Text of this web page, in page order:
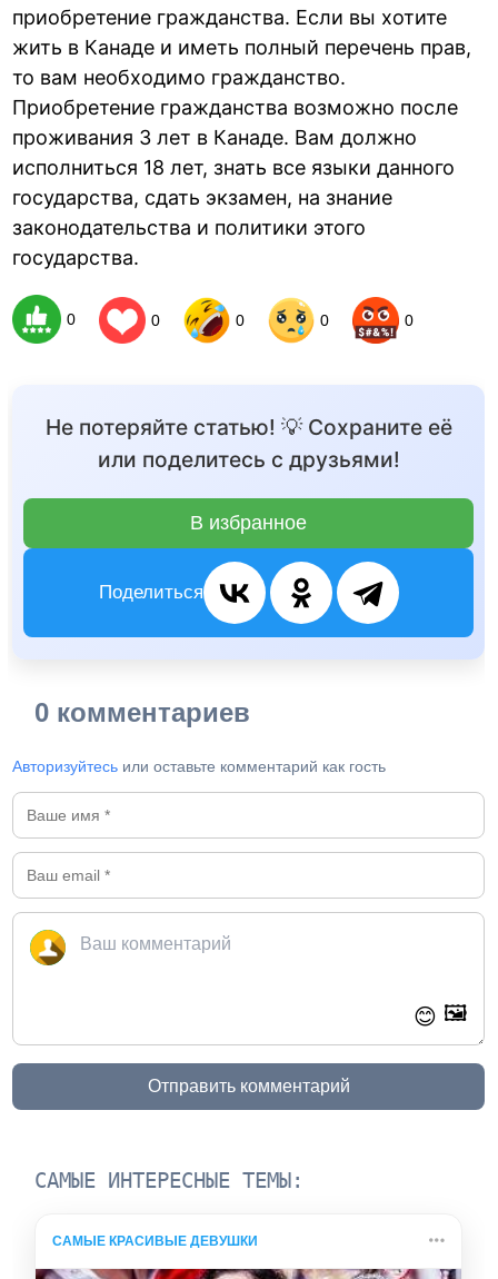
приобретение гражданства. Если вы хотите
жить в Канаде и иметь полный перечень прав,
то вам необходимо гражданство.
Приобретение гражданства возможно после
проживания 3 лет в Канаде. Вам должно
исполниться 18 лет, знать все языки данного
государства, сдать экзамен, на знание
законодательства и политики этого
государства.
0 0 0 0 0
Не потеряйте статью! 💡 Сохраните её
или поделитесь с друзьями!
В избранное
Поделиться
0 комментариев
Авторизуйтесь или оставьте комментарий как гость
😊 🖼️
Отправить комментарий
САМЫЕ ИНТЕРЕСНЫЕ ТЕМЫ:
САМЫЕ КРАСИВЫЕ ДЕВУШКИ